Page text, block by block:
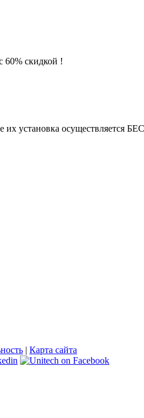
60% скидкой !
их установка осуществляется
| Карта сайта